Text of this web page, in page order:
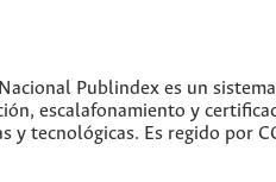
Publindex es un
escalafonamiento y
y tecnológicas. Es regido por